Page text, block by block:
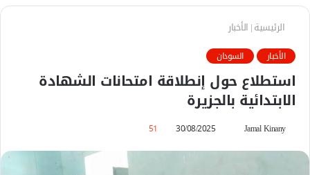
الرئيسية| الأخبار
الأخبار السودان
استطلاع حول إنطلاقة امتحانات الشهادة
الابتدائية بالجزيرة
Jamal Kinany
30/08/2025
51